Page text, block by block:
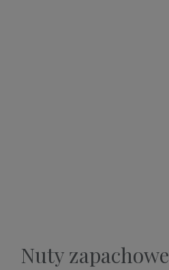
Nuty zapachowe